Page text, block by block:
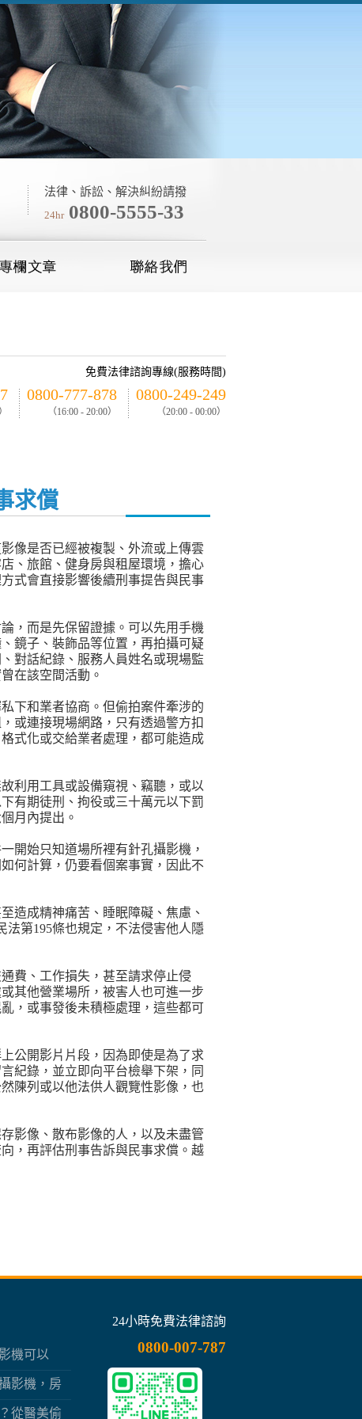
法律、訴訟、解決糾紛請撥
24hr 0800-5555-33
免費法律諮詢專線(服務時間)
0800-777-878
（16:00 - 20:00）
0800-249-249
（20:00 - 00:00）
求償
像是否已經被複製、外流或上傳雲
、旅館、健身房與租屋環境，擔心
式會直接影響後續刑事提告與民事
，而是先保留證據。可以先用手機
鏡子、裝飾品等位置，再拍攝可疑
對話紀錄、服務人員姓名或現場監
在該空間活動。
下和業者協商。但偷拍案件牽涉的
或連接現場網路，只有透過警方扣
式化或交給業者處理，都可能造成
利用工具或設備窺視、竊聽，或以
有期徒刑、拘役或三十萬元以下罰
月內提出。
開始只知道場所裡有針孔攝影機，
何計算，仍要看個案事實，因此不
造成精神痛苦、睡眠障礙、焦慮、
法第195條也規定，不法侵害他人隱
費、工作損失，甚至請求停止侵
其他營業場所，被害人也可進一步
，或事發後未積極處理，這些都可
公開影片片段，因為即使是為了求
紀錄，並立即向平台檢舉下架，同
陳列或以他法供人觀覽性影像，也
影像、散布影像的人，以及未盡管
，再評估刑事告訴與民事求償。越
機可以
影機，房
從醫美偷
24小時免費法律諮詢
0800-007-787